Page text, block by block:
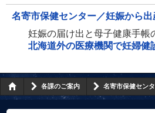
名寄市保健センター／妊娠から出
妊娠の届け出と母子健康手帳
北海道外の医療機関で妊婦健
各課のご案内 名寄市保健セン